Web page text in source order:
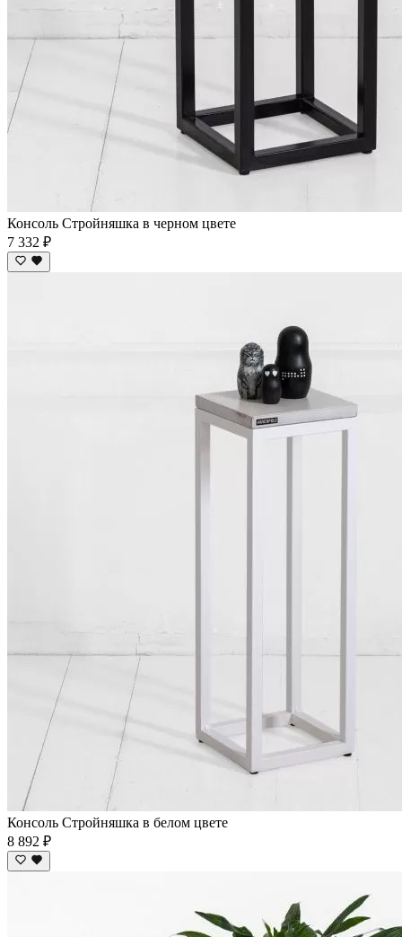
Консоль Стройняшка в черном цвете
7 332 ₽
Консоль Стройняшка в белом цвете
8 892 ₽